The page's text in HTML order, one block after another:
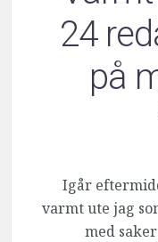
24
på
Igår
varmt ute jag
med